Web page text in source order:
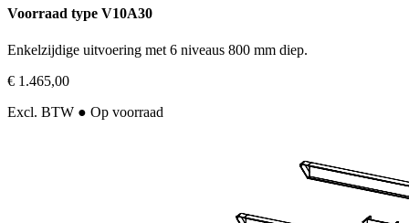
Voorraad type V10A30
Enkelzijdige uitvoering met 6 niveaus 800 mm diep.
€ 1.465,00
Excl. BTW ● Op voorraad